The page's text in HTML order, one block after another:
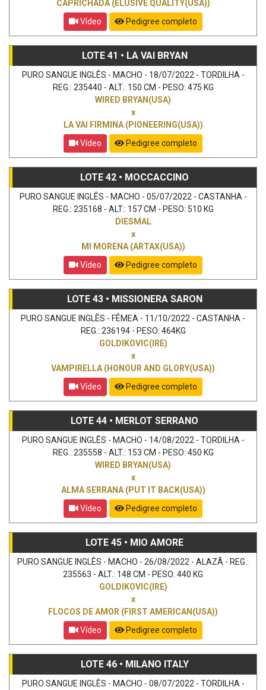
CAPRICHADA (ELUSIVE QUALITY(USA))
Vídeo
Pedigree completo
LOTE 41 • LA VAI BRYAN
PURO SANGUE INGLÊS - MACHO - 18/07/2022 - TORDILHA -
REG.: 235440 - ALT.: 150 CM - PESO: 475 KG
WIRED BRYAN(USA)
x
LA VAI FIRMINA (PIONEERING(USA))
Vídeo
Pedigree completo
LOTE 42 • MOCCACCINO
PURO SANGUE INGLÊS - MACHO - 05/07/2022 - CASTANHA -
REG.: 235168 - ALT.: 157 CM - PESO: 510 KG
DIESMAL
x
MI MORENA (ARTAX(USA))
Vídeo
Pedigree completo
LOTE 43 • MISSIONERA SARON
PURO SANGUE INGLÊS - FÊMEA - 11/10/2022 - CASTANHA -
REG.: 236194 - PESO: 464KG
GOLDIKOVIC(IRE)
x
VAMPIRELLA (HONOUR AND GLORY(USA))
Vídeo
Pedigree completo
LOTE 44 • MERLOT SERRANO
PURO SANGUE INGLÊS - MACHO - 14/08/2022 - TORDILHA -
REG.: 235558 - ALT.: 153 CM - PESO: 450 KG
WIRED BRYAN(USA)
x
ALMA SERRANA (PUT IT BACK(USA))
Vídeo
Pedigree completo
LOTE 45 • MIO AMORE
PURO SANGUE INGLÊS - MACHO - 26/08/2022 - ALAZÃ - REG.:
235563 - ALT.: 148 CM - PESO: 440 KG
GOLDIKOVIC(IRE)
x
FLOCOS DE AMOR (FIRST AMERICAN(USA))
Vídeo
Pedigree completo
LOTE 46 • MILANO ITALY
PURO SANGUE INGLÊS - MACHO - 08/07/2022 - TORDILHA -